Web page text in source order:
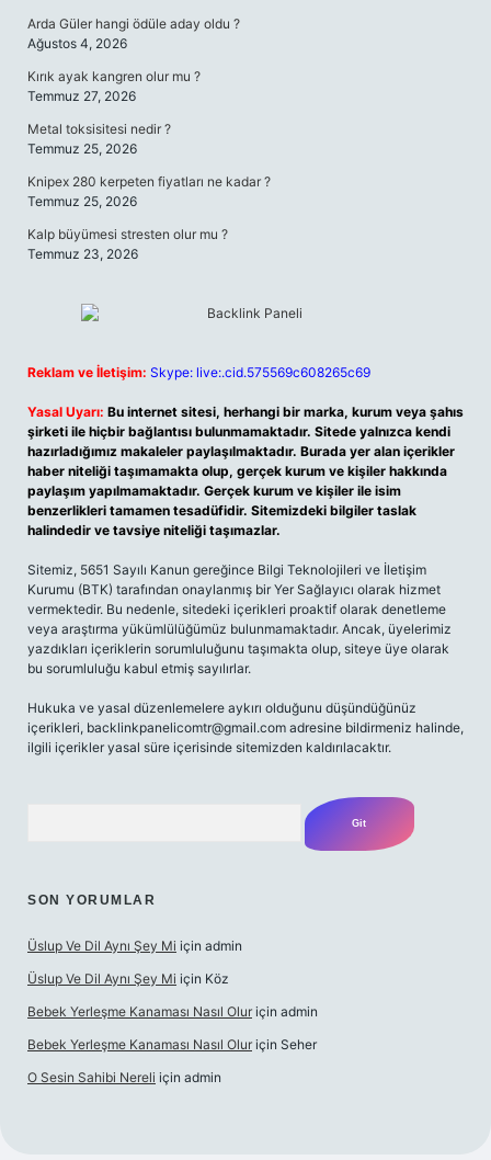
Arda Güler hangi ödüle aday oldu ?
Ağustos 4, 2026
Kırık ayak kangren olur mu ?
Temmuz 27, 2026
Metal toksisitesi nedir ?
Temmuz 25, 2026
Knipex 280 kerpeten fiyatları ne kadar ?
Temmuz 25, 2026
Kalp büyümesi stresten olur mu ?
Temmuz 23, 2026
Reklam ve İletişim: Skype: live:.cid.575569c608265c69
Yasal Uyarı: Bu internet sitesi, herhangi bir marka, kurum veya şahıs
şirketi ile hiçbir bağlantısı bulunmamaktadır. Sitede yalnızca kendi
hazırladığımız makaleler paylaşılmaktadır. Burada yer alan içerikler
haber niteliği taşımamakta olup, gerçek kurum ve kişiler hakkında
paylaşım yapılmamaktadır. Gerçek kurum ve kişiler ile isim
benzerlikleri tamamen tesadüfidir. Sitemizdeki bilgiler taslak
halindedir ve tavsiye niteliği taşımazlar.
Sitemiz, 5651 Sayılı Kanun gereğince Bilgi Teknolojileri ve İletişim
Kurumu (BTK) tarafından onaylanmış bir Yer Sağlayıcı olarak hizmet
vermektedir. Bu nedenle, sitedeki içerikleri proaktif olarak denetleme
veya araştırma yükümlülüğümüz bulunmamaktadır. Ancak, üyelerimiz
yazdıkları içeriklerin sorumluluğunu taşımakta olup, siteye üye olarak
bu sorumluluğu kabul etmiş sayılırlar.
Hukuka ve yasal düzenlemelere aykırı olduğunu düşündüğünüz
içerikleri, backlinkpanelicomtr@gmail.com adresine bildirmeniz halinde,
ilgili içerikler yasal süre içerisinde sitemizden kaldırılacaktır.
SON YORUMLAR
Üslup Ve Dil Aynı Şey Mi için admin
Üslup Ve Dil Aynı Şey Mi için Köz
Bebek Yerleşme Kanaması Nasıl Olur için admin
Bebek Yerleşme Kanaması Nasıl Olur için Seher
O Sesin Sahibi Nereli için admin